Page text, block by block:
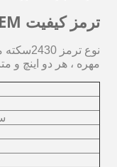
ترمز کیفیت OEM
نوع ترمز 2430سکته مغزی 64 میلی متر
مهره ، هر دو اینچ و